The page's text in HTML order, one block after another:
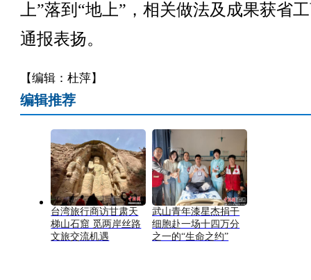
上”落到“地上”，相关做法及成果获省
通报表扬。
【编辑：杜萍】
编辑推荐
台湾旅行商访甘肃天
梯山石窟 觅两岸丝路
文旅交流机遇
武山青年漆星杰捐干
细胞赴一场十四万分
之一的“生命之约”